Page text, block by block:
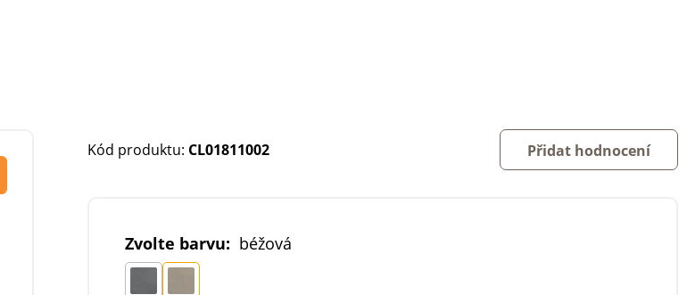
Kód produktu: CL01811002 Přidat hodnocení
Zvolte barvu: béžová